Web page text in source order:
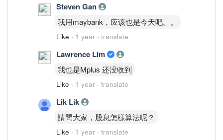
Steven Gan
我用maybank，应该也是今天吧。。
Like · 1 year · translate
Lawrence Lim
我也是Mplus 还没收到
Like · 1 year · translate
Lik Lik
請問大家，股息怎樣算法呢？
Like · 1 year · translate